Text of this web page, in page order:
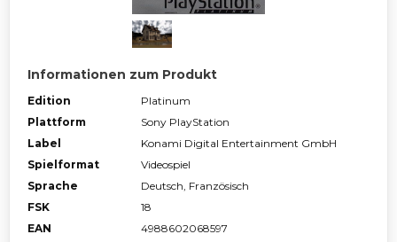
Informationen zum Produkt
Edition
Platinum
Plattform
Sony PlayStation
Label
Konami Digital Entertainment GmbH
Spielformat
Videospiel
Sprache
Deutsch, Französisch
FSK
18
EAN
4988602068597